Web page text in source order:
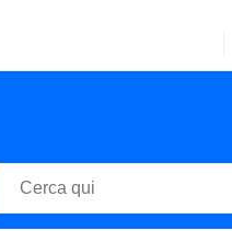
Centro di Supporto Bitdefender